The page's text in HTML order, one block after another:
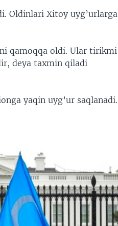
Oldinlari Xitoy uyg’urlarga
qamoqqa oldi. Ular tirikmi
deya taxmin qiladi
yaqin uyg’ur saqlanadi.